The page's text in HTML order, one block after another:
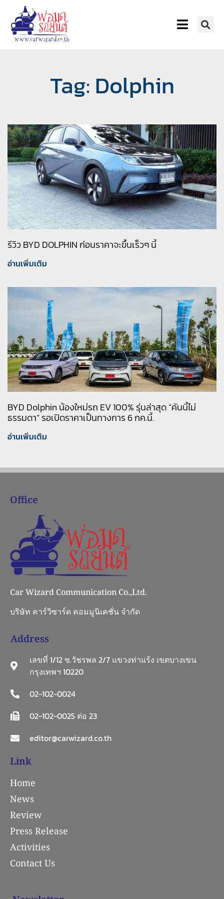
Tag: Dolphin
รีวิว BYD DOLPHIN ก่อนราคาจะขึ้นเร็วๆ นี้
อ่านเพิ่มเติม
BYD Dolphin น้องใหม่รถ EV 100% รุ่นล่าสุด “คันนี้ไม่
ธรรมดา” รอเปิดราคาเป็นทางการ 6 กค.นี้.
อ่านเพิ่มเติม
Office
Car Wizard Communication Co.,Ltd.
บริษัท คาร์วิซาร์ด คอมมูนิเคชั่น จำกัด
Address
เลขที่ 1/12 ซ.วัชรพล 2/7 แขวงท่าแร้ง เขตบางเขน
กรุงเทพฯ 10220
02-102-0024
02-102-0025 ต่อ 23
editor@carwizard.co.th
Link
Home
News
Review
Press Release
Activities
Contact Us